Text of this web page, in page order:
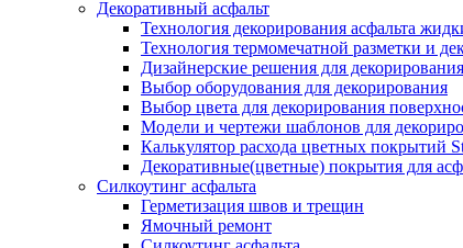
Декоративный асфальт
Технология декорирования асфальта
Технология термомечатной разметки и
Дизайнерские решения для
Выбор оборудования для декорирования
Выбор цвета для декорирования
Модели и чертежи шаблонов для
Калькулятор расхода цветных покрытий
Декоративные(цветные) покрытия для
Силкоутинг асфальта
Герметизация швов и трещин
Ямочный ремонт